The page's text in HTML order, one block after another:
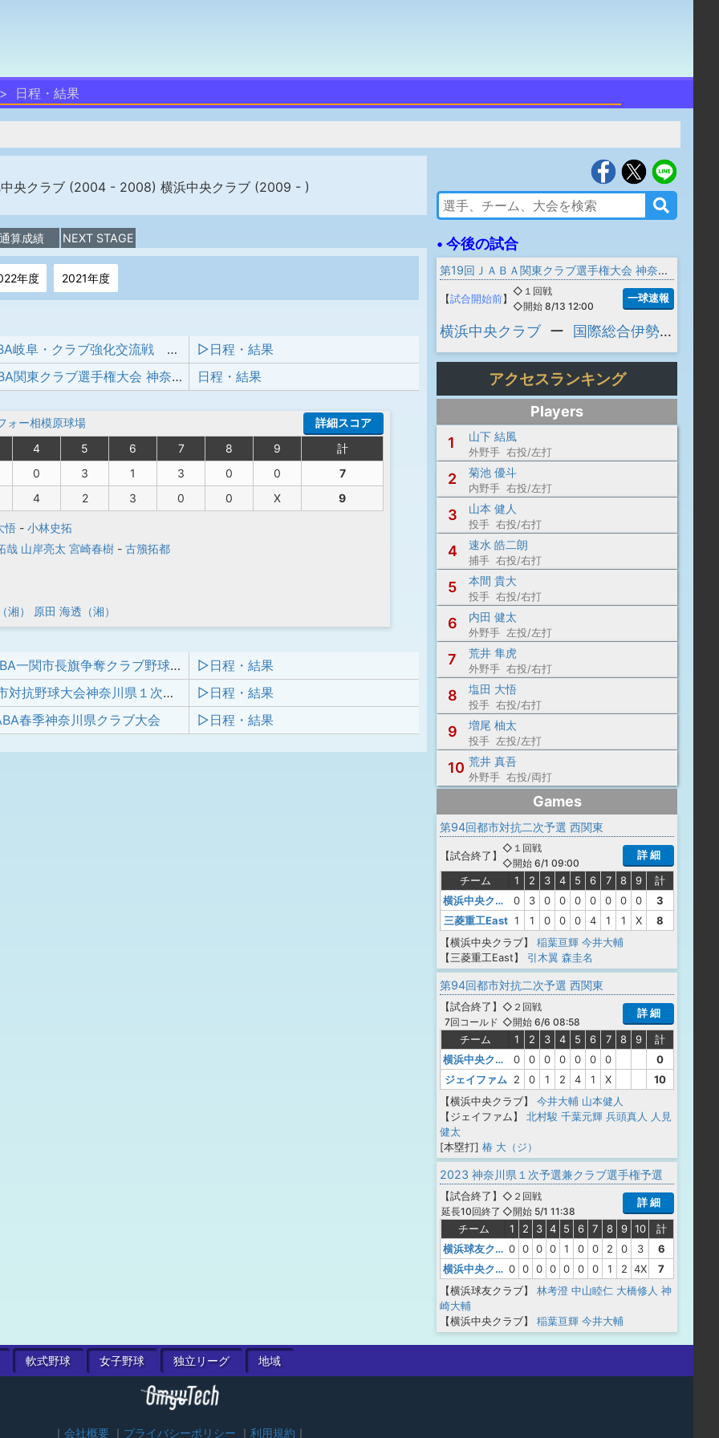
日程・結果
央クラブ (2004 - 2008) 横浜中央クラブ (2009 - )
通算成績 NEXT STAGE
年度 2021年度
第２回JABA岐阜・クラブ強化交流戦 第４節
▷日程・結果
第18回JABA関東クラブ選手権大会 神奈川県予選 日程・結果
ォー相模原球場
4 5 6 7 8 9
計
0 3 1 3 0 0
7
4 2 3 0 0 X 9
悟 - 小林史拓
哉 山岸亮太 宮崎春樹 - 古籏拓都
湘） 原田 海透（湘）
詳細スコア
第36回JABA一関市長旗争奪クラブ野球大会
▷日程・結果
第96回都市対抗野球大会神奈川県１次予選 兼 第49回全日本クラブ選手権大会神奈川県予選
▷日程・結果
春季神奈川県クラブ大会 ▷日程・結果
• 今後の試合
第19回ＪＡＢＡ関東クラブ選手権大会 神奈川県予選
【試合開始前】
◇１回戦
◇開始 8/13 12:00
一球速報
横浜中央クラブ ー 国際総合伊勢原クラブ
アクセスランキング
Players
1
山下 結風
外野手 右投/左打
2 菊池 優斗
内野手 右投/左打
3 山本 健人
投手 右投/右打
4 速水 皓二朗
捕手 右投/右打
5 本間 貴大
投手 右投/右打
6 内田 健太
外野手 左投/左打
7 荒井 隼虎
外野手 右投/右打
8 塩田 大悟
投手 右投/右打
9 増尾 柚太
投手 左投/左打
10 荒井 真吾
外野手 右投/両打
Games
第94回都市対抗二次予選 西関東
【試合終了 】
◇１回戦
◇開始 6/1 09:00
詳 細
チーム 1 2 3 4 5 6 7 8 9
計
横浜中央クラブ
0 3 0 0 0 0 0 0 0
3
三菱重工East 1 1 0 0 0 4 1 1 X
8
【横浜中央クラブ】
稲葉亘輝 今井大輔
【三菱重工East】
引木翼 森圭名
第94回都市対抗二次予選 西関東
【試合終了 】
7回コールド
◇２回戦
◇開始 6/6 08:58
詳 細
チーム 1 2 3 4 5 6 7 8 9
計
横浜中央クラブ
0 0 0 0 0 0 0
0
ジェイファム
2 0 1 2 4 1 X
10
【横浜中央クラブ】
今井大輔 山本健人
【ジェイファム】
北村駿 千葉元輝 兵頭真人
人見
健太
[本塁打] 椿 大（ジ）
2023 神奈川県１次予選兼クラブ選手権予選
【試合終了 】
延長10回終了
◇２回戦
◇開始 5/1 11:38
詳 細
チーム 1 2 3 4 5 6 7 8 9 10
計
横浜球友クラブ 0 0 0 0 1 0 0 2 0 3
6
横浜中央クラブ 0 0 0 0 0 0 0 1 2 4X
7
【横浜球友クラブ】
林考澄 中山睦仁 大橋修人 神
崎大輔
【横浜中央クラブ】
稲葉亘輝 今井大輔
軟式野球 女子野球 独立リーグ 地域
会社概要 プライバシーポリシー 利用規約